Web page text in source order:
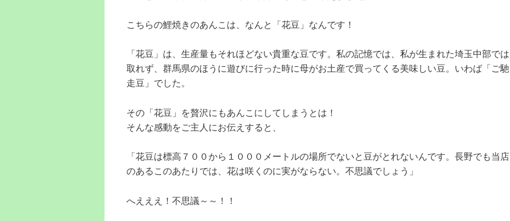
こちらの鯉焼きのあんこは、なんと「花豆」なんです！
「花豆」は、生産量もそれほどない貴重な豆です。私の記憶では、私が生まれた埼玉中部では
取れず、群馬県のほうに遊びに行った時に母がお土産で買ってくる美味しい豆。いわば「ご馳
走豆」でした。
その「花豆」を贅沢にもあんこにしてしまうとは！
そんな感動をご主人にお伝えすると、
「花豆は標高７００から１０００メートルの場所でないと豆がとれないんです。長野でも当店
のあるこのあたりでは、花は咲くのに実がならない。不思議でしょう」
へえええ！不思議～～！！